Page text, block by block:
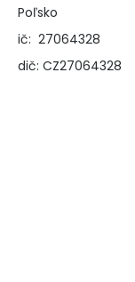
Poľsko
ič: 27064328
dič: CZ27064328